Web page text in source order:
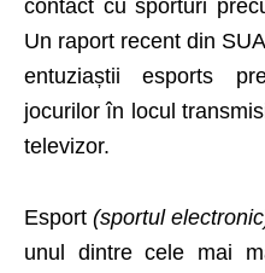
contact cu sporturi
Un raport recent din
entuziaștii esports
jocurilor în locul
televizor.
Esport (sportul
unul dintre cele mai